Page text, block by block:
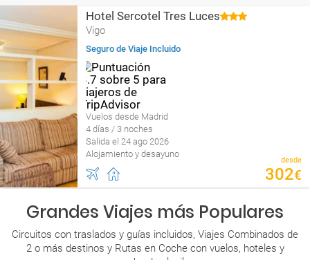
Hotel Sercotel Tres Luces
Vigo
Seguro de Viaje Incluido
Vuelos desde Madrid
4 días / 3 noches
Salida el 24 ago 2026
Alojamiento y desayuno
desde
302€
Grandes Viajes más Populares
Circuitos con traslados y guías incluidos, Viajes Combinados de
2 o más destinos y Rutas en Coche con vuelos, hoteles y